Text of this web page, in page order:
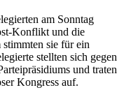
am Sonntag
Konflikt und die
sie für ein
stellten sich gegen
und traten
Kongress auf.